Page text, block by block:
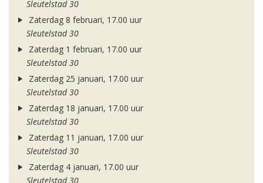
Sleutelstad 30
Zaterdag 8 februari, 17.00 uur
Sleutelstad 30
Zaterdag 1 februari, 17.00 uur
Sleutelstad 30
Zaterdag 25 januari, 17.00 uur
Sleutelstad 30
Zaterdag 18 januari, 17.00 uur
Sleutelstad 30
Zaterdag 11 januari, 17.00 uur
Sleutelstad 30
Zaterdag 4 januari, 17.00 uur
Sleutelstad 30